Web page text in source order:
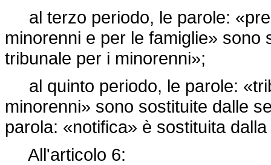
al terzo periodo, le parole:
minorenni e per le famiglie»
tribunale per i minorenni»;
al quinto periodo, le parole:
minorenni» sono sostituite dalle
parola: «notifica» è sostituita
All'articolo 6: